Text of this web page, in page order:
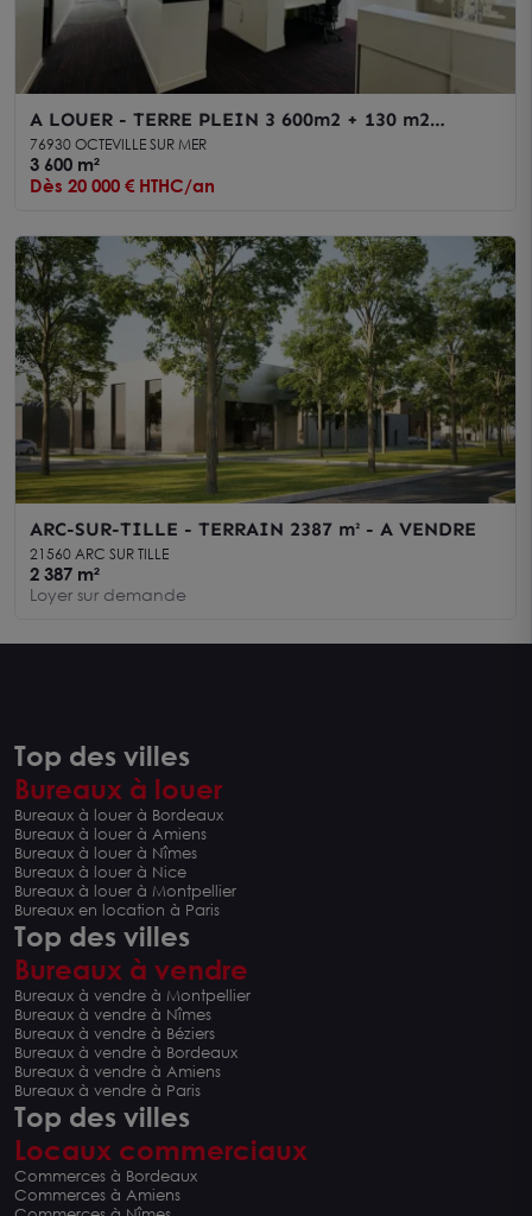
A LOUER - TERRE PLEIN 3 600m2 + 130 m2
BUREAUX MEUBLÉS
76930 OCTEVILLE SUR MER
3 600 m²
Dès 20 000 € HTHC/an
ARC-SUR-TILLE - TERRAIN 2387 m² - A VENDRE
21560 ARC SUR TILLE
2 387 m²
Loyer sur demande
Top des villes
Bureaux à louer
Bureaux à louer à Bordeaux
Bureaux à louer à Amiens
Bureaux à louer à Nîmes
Bureaux à louer à Nice
Bureaux à louer à Montpellier
Bureaux en location à Paris
Top des villes
Bureaux à vendre
Bureaux à vendre à Montpellier
Bureaux à vendre à Nîmes
Bureaux à vendre à Béziers
Bureaux à vendre à Bordeaux
Bureaux à vendre à Amiens
Bureaux à vendre à Paris
Top des villes
Locaux commerciaux
Commerces à Bordeaux
Commerces à Amiens